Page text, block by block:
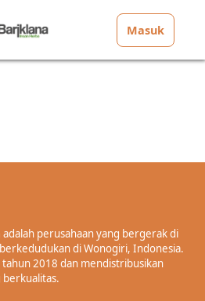
Masuk
adalah perusahaan yang bergerak di
di Wonogiri, Indonesia.
2018 dan mendistribusikan